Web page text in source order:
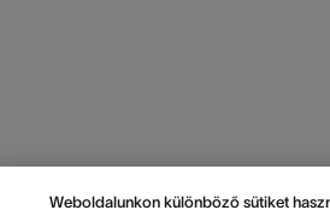
Weboldalunkon különböző sütiket